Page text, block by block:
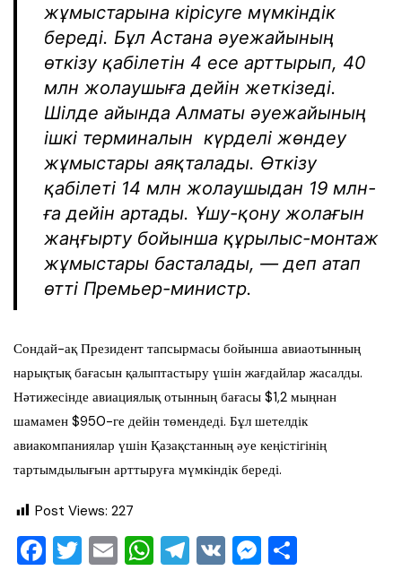
жұмыстарына кірісуге мүмкіндік
береді. Бұл Астана әуежайының
өткізу қабілетін 4 есе арттырып, 40
млн жолаушыға дейін жеткізеді.
Шілде айында Алматы әуежайының
ішкі терминалын күрделі жөндеу
жұмыстары аяқталады. Өткізу
қабілеті 14 млн жолаушыдан 19 млн-
ға дейін артады. Ұшу-қону жолағын
жаңғырту бойынша құрылыс-монтаж
жұмыстары басталады, — деп атап
өтті Премьер-министр.
Сондай-ақ Президент тапсырмасы бойынша авиаотынның
нарықтық бағасын қалыптастыру үшін жағдайлар жасалды.
Нәтижесінде авиациялық отынның бағасы $1,2 мыңнан
шамамен $950-ге дейін төмендеді. Бұл шетелдік
авиакомпаниялар үшін Қазақстанның әуе кеңістігінің
тартымдылығын арттыруға мүмкіндік береді.
Post Views: 227
F T E W T V M